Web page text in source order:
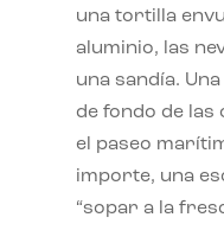
una tortilla
aluminio, las
una sandía.
de fondo de las
el paseo
importe, una
“sopar a la